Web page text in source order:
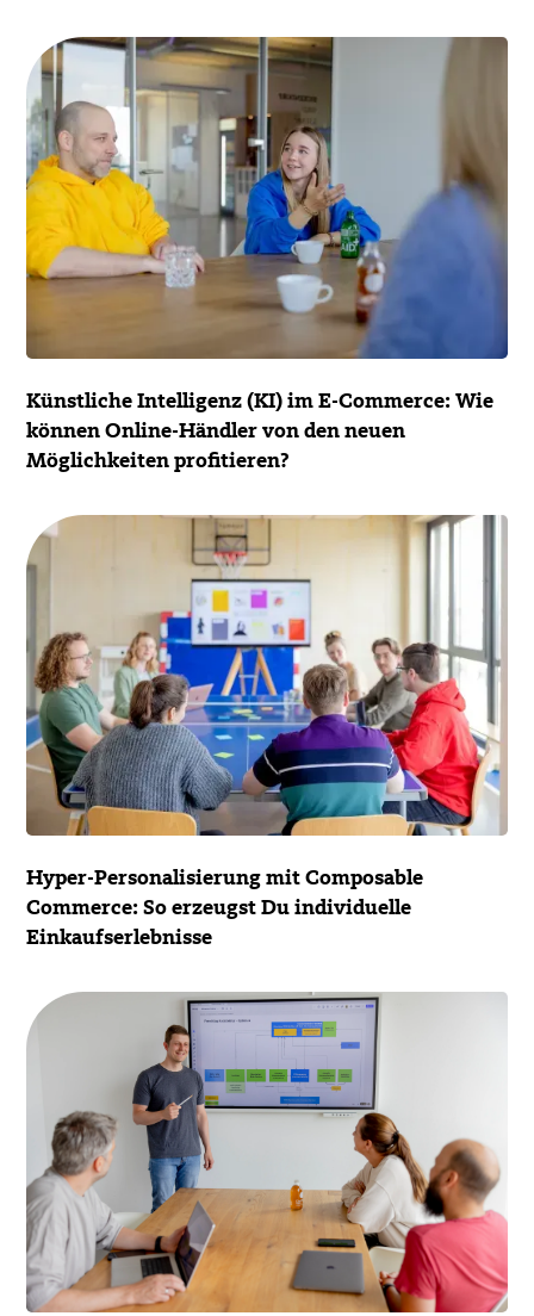
Künstliche Intelligenz (KI) im E-Commerce: Wie
können Online-Händler von den neuen
Möglichkeiten profitieren?
Hyper-Personalisierung mit Composable
Commerce: So erzeugst Du individuelle
Einkaufserlebnisse